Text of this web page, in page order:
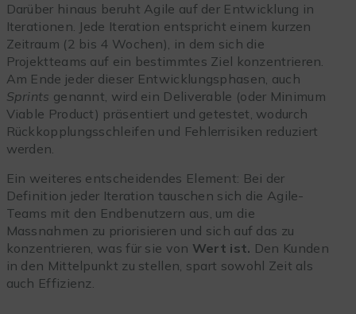
Darüber hinaus beruht Agile auf der Entwicklung in
Iterationen. Jede Iteration entspricht einem kurzen
Zeitraum (2 bis 4 Wochen), in dem sich die
Projektteams auf ein bestimmtes Ziel konzentrieren.
Am Ende jeder dieser Entwicklungsphasen, auch
Sprints genannt, wird ein Deliverable (oder Minimum
Viable Product) präsentiert und getestet, wodurch
Rückkopplungsschleifen und Fehlerrisiken reduziert
werden.
Ein weiteres entscheidendes Element: Bei der
Definition jeder Iteration tauschen sich die Agile-
Teams mit den Endbenutzern aus, um die
Massnahmen zu priorisieren und sich auf das zu
konzentrieren, was für sie von Wert ist. Den Kunden
in den Mittelpunkt zu stellen, spart sowohl Zeit als
auch Effizienz.